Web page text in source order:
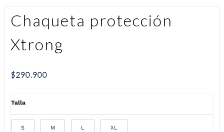
Chaqueta protección
Xtrong
$290.900
Talla
S M L XL